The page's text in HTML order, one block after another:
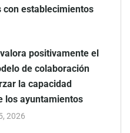
con establecimientos
positivamente el
de colaboración
la capacidad
los ayuntamientos
2026